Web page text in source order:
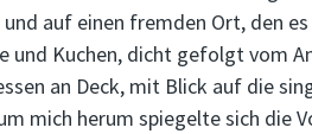
auf einen fremden Ort, den
und Kuchen, dicht gefolgt vom
an Deck, mit Blick auf die
mich herum spiegelte sich die